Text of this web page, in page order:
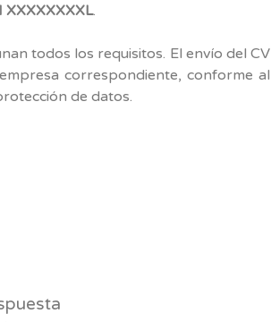
XXXXXXXXL.
todos los requisitos. El envío del CV
correspondiente, conforme al
de datos.